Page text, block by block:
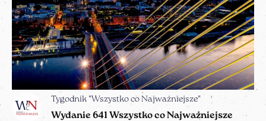
Tygodnik "Wszystko co Najważniejsze"
Wydanie 641 Wszystko co Najważniejsze